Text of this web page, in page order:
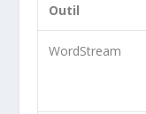
Outil
WordStream